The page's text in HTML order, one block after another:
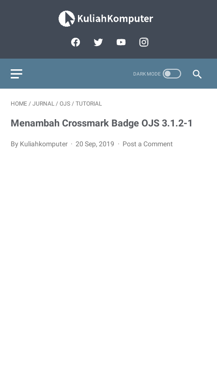
HOME / JURNAL / OJS / TUTORIAL
Menambah Crossmark Badge OJS 3.1.2-1
By Kuliahkomputer 20 Sep, 2019 Post a Comment